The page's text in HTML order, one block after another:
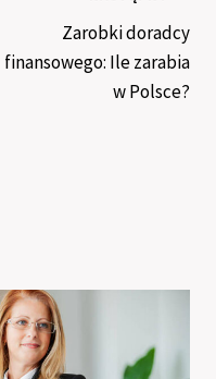
Zarobki doradcy
finansowego: Ile zarabia
w Polsce?